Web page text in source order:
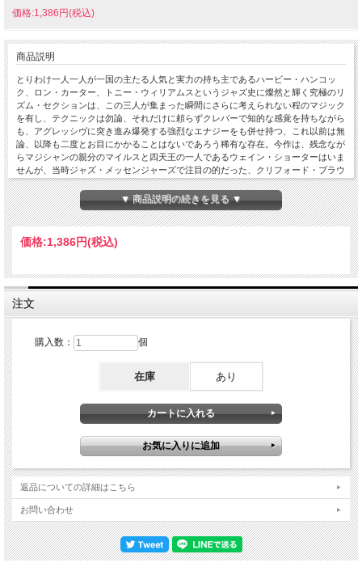
価格:1,386円(税込)
商品説明
とりわけ一人一人が一国の主たる人気と実力の持ち主であるハービー・ハンコッ
ク、ロン・カーター、トニー・ウィリアムスというジャズ史に燦然と輝く究極のリ
ズム・セクションは、この三人が集まった瞬間にさらに考えられない程のマジック
を有し、テクニックは勿論、それだけに頼らずクレバーで知的な感覚を持ちながら
も、アグレッシヴに突き進み爆発する強烈なエナジーをも併せ持つ、これ以前は無
論、以降も二度とお目にかかることはないであろう稀有な存在。今作は、残念なが
らマジシャンの親分のマイルスと四天王の一人であるウェイン・ショーターはいま
せんが、当時ジャズ・メッセンジャーズで注目の的だった、クリフォード・ブラウ
ンの再来とまで言われた全盛期のウィントン・マルサリスが参加した稀少なクァル
テット編成によるVSOPの、マイルス黄金のクインテット再現プロジェクト、ハー
ビーに、トニー、そしてウィントン・マルサリスの4人、珍しいカルテット編成に
よるステージを極上高音質収録！今作は、残念ながらマジシャンの親分のマイルス
と四天王の一人であるウェイン・ショーターはいませんが、当時ジャズ・メッセン
ジャーズで注目の的だった、クリフォード・ブラウンの再来とまで言われた全盛期
ばかりのウィントンのワンホーンによる「ザ・ソーサラー」など全編に渡る堂々の
吹きっぷりはどうだ！
▼ 商品説明の続きを見る ▼
価格:1,386円(税込)
注文
購入数： 個
在庫 あり
返品についての詳細はこちら
お問い合わせ